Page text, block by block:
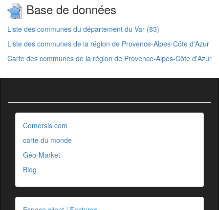
Base de données
Liste des communes du département du Var (83)
Liste des communes de la région de Provence-Alpes-Côte d'Azur
Carte des communes de la région de Provence-Alpes-Côte d'Azur
Comersis.com
carte du monde
Géo-Market
Blog